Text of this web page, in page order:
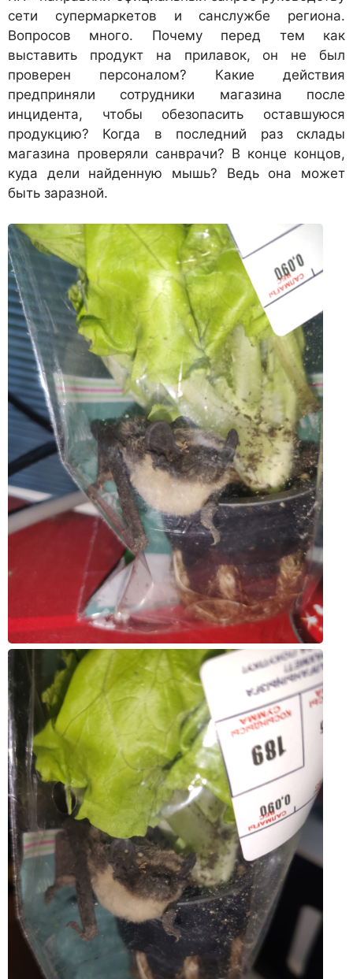
сети супермаркетов и санслужбе региона.
Вопросов много. Почему перед тем как
выставить продукт на прилавок, он не был
проверен персоналом? Какие действия
предприняли сотрудники магазина после
инцидента, чтобы обезопасить оставшуюся
продукцию? Когда в последний раз склады
магазина проверяли санврачи? В конце концов,
куда дели найденную мышь? Ведь она может
быть заразной.